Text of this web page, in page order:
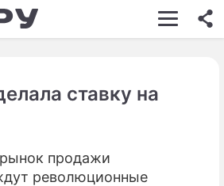
ШОУ-БИЗНЕС
КИНО
ЗДОРОВЬЕ
ставку на
продажи
революционные